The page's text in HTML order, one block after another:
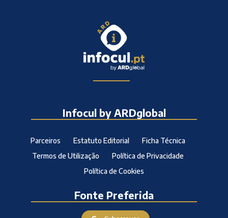
Infocul by ARDglobal
Parceiros Estatuto Editorial
Ficha Técnica
Termos de Utilização
Política de Privacidade
Política de Cookies
Fonte Preferida